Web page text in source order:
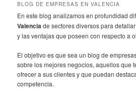
BLOG DE EMPRESAS EN VALENCIA
En este blog analizamos en profundidad
Valencia de sectores diversos para
y las ventajas que poseen con respecto a
El objetivo es que sea un blog de
sobre los mejores negocios, aquellos que
ofrecer a sus clientes y que puedan
competencia.